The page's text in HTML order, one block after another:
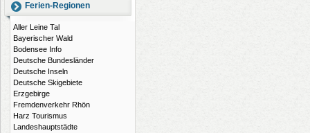
Ferien-Regionen
Aller Leine Tal
Bayerischer Wald
Bodensee Info
Deutsche Bundesländer
Deutsche Inseln
Deutsche Skigebiete
Erzgebirge
Fremdenverkehr Rhön
Harz Tourismus
Landeshauptstädte